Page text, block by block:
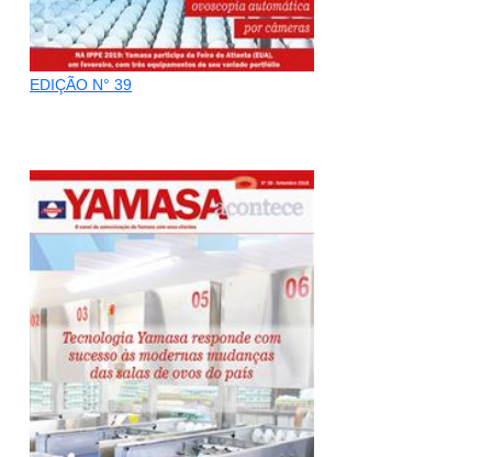
EDIÇÃO N° 39